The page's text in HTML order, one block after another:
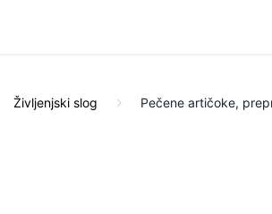
Življenjski slog Pečene artičoke,